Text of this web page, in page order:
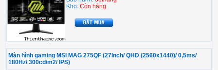
Kho: Còn hàng
Màn hình gaming MSI MAG 275QF (27Inch/ QHD (2560x1440)/ 0,5ms/
180Hz/ 300cd/m2/ IPS)